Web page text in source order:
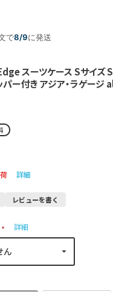
で8/9に発送
スーツケース Sサイ
パー付き アジア・ラゲー
詳細
レビューを書く
(
必
)
詳細